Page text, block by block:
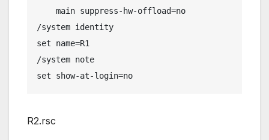
/system identity
set name=R1
/system note
set show-at-login=no
R2.rsc